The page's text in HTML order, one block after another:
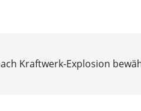
Kraftwerk-Explosion